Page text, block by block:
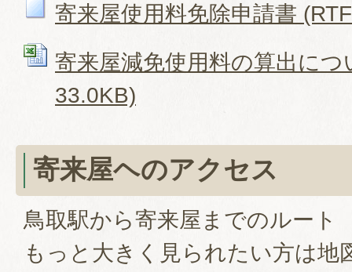
寄来屋使用料免除申請書
寄来屋減免使用料の算出に
33.0KB)
寄来屋ヘのアクセス
鳥取駅から寄来屋までのルート
もっと大きく見られたい方は地